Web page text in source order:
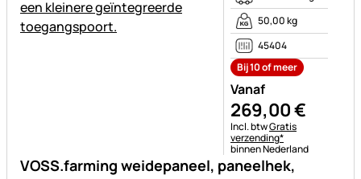
VOSS.farming weidepaneel, paneelhek,
50,00 kg
45404
Bij 10 of meer
Vanaf
269,00€
Belastinginformatie:
Incl. btwGratis
verzending*
binnen Nederland